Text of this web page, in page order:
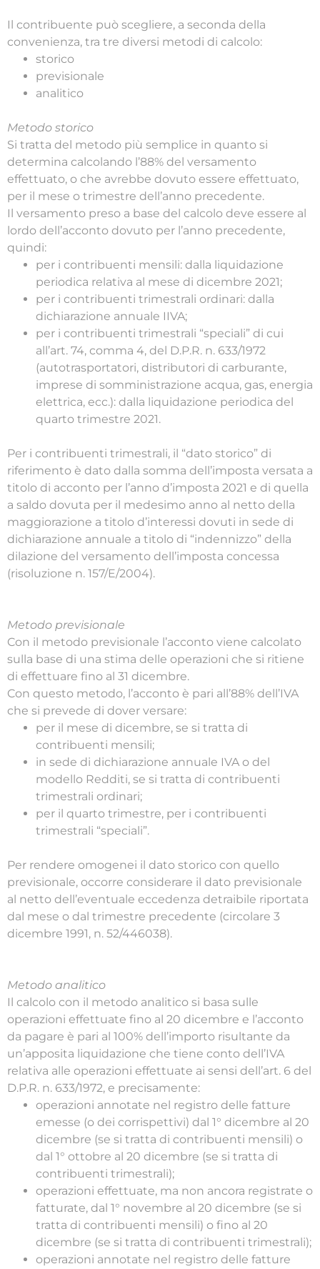
Il contribuente può scegliere, a seconda della
convenienza, tra tre diversi metodi di calcolo:
storico
previsionale
analitico
Metodo storico
Si tratta del metodo più semplice in quanto si
determina calcolando l’88% del versamento
effettuato, o che avrebbe dovuto essere effettuato,
per il mese o trimestre dell’anno precedente.
Il versamento preso a base del calcolo deve essere al
lordo dell’acconto dovuto per l’anno precedente,
quindi:
per i contribuenti mensili: dalla liquidazione
periodica relativa al mese di dicembre 2021;
per i contribuenti trimestrali ordinari: dalla
dichiarazione annuale IIVA;
per i contribuenti trimestrali “speciali” di cui
all’art. 74, comma 4, del D.P.R. n. 633/1972
(autotrasportatori, distributori di carburante,
imprese di somministrazione acqua, gas, energia
elettrica, ecc.): dalla liquidazione periodica del
quarto trimestre 2021.
Per i contribuenti trimestrali, il “dato storico” di
riferimento è dato dalla somma dell’imposta versata a
titolo di acconto per l’anno d’imposta 2021 e di quella
a saldo dovuta per il medesimo anno al netto della
maggiorazione a titolo d’interessi dovuti in sede di
dichiarazione annuale a titolo di “indennizzo” della
dilazione del versamento dell’imposta concessa
(risoluzione n. 157/E/2004).
Metodo previsionale
Con il metodo previsionale l’acconto viene calcolato
sulla base di una stima delle operazioni che si ritiene
di effettuare fino al 31 dicembre.
Con questo metodo, l’acconto è pari all’88% dell’IVA
che si prevede di dover versare:
per il mese di dicembre, se si tratta di
contribuenti mensili;
in sede di dichiarazione annuale IVA o del
modello Redditi, se si tratta di contribuenti
trimestrali ordinari;
per il quarto trimestre, per i contribuenti
trimestrali “speciali”.
Per rendere omogenei il dato storico con quello
previsionale, occorre considerare il dato previsionale
al netto dell’eventuale eccedenza detraibile riportata
dal mese o dal trimestre precedente (circolare 3
dicembre 1991, n. 52/446038).
Metodo analitico
Il calcolo con il metodo analitico si basa sulle
operazioni effettuate fino al 20 dicembre e l’acconto
da pagare è pari al 100% dell’importo risultante da
un’apposita liquidazione che tiene conto dell’IVA
relativa alle operazioni effettuate ai sensi dell’art. 6 del
D.P.R. n. 633/1972, e precisamente:
operazioni annotate nel registro delle fatture
emesse (o dei corrispettivi) dal 1° dicembre al 20
dicembre (se si tratta di contribuenti mensili) o
dal 1° ottobre al 20 dicembre (se si tratta di
contribuenti trimestrali);
operazioni effettuate, ma non ancora registrate o
fatturate, dal 1° novembre al 20 dicembre (se si
tratta di contribuenti mensili) o fino al 20
dicembre (se si tratta di contribuenti trimestrali);
operazioni annotate nel registro delle fatture